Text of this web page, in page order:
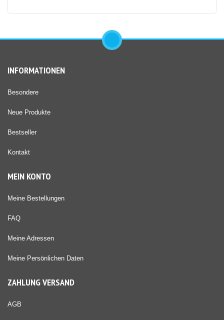
INFORMATIONEN
Besondere
Neue Produkte
Bestseller
Kontakt
MEIN KONTO
Meine Bestellungen
FAQ
Meine Adressen
Meine Persönlichen Daten
ZAHLUNG VERSAND
AGB